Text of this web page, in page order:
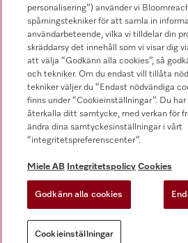
personalisering”) använder vi
spårningstekniker för att samla in
användarbeteende, vilka vi tilldelar din
skräddarsy det innehåll som vi visar dig
att välja “Godkänn alla cookies”, så
och tekniker. Om du endast vill tillåta
tekniker väljer du “Endast nödvändiga
finns under “Cookieinställningar”. Du
återkalla ditt samtycke, med verkan för
ändra dina samtyckesinställningar i vårt
“integritetspreferenscenter”.
Miele AB Integritetspolicy Cookies
Godkänn alla cookies
Cookieinställningar